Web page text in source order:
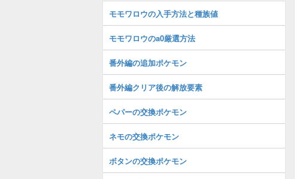
モモワロウの入手方法と種族値
モモワロウのa0厳選方法
番外編の追加ポケモン
番外編クリア後の解放要素
ペパーの交換ポケモン
ネモの交換ポケモン
ボタンの交換ポケモン